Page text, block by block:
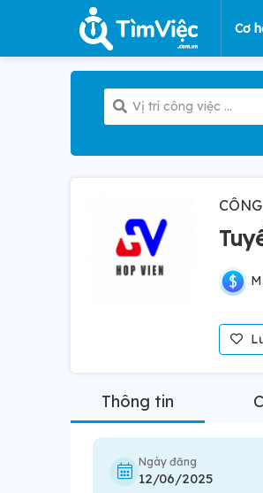
Cơ
Thông tin
Ngày đăng
12/06/2025